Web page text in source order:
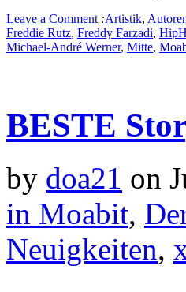
Leave a Comment :Artistik,
Freddie Rutz, Freddy Farzadi,
Michael-André Werner, Mitte,
BESTE
by doa21 on
in Moabit,
Neuigkeiten,